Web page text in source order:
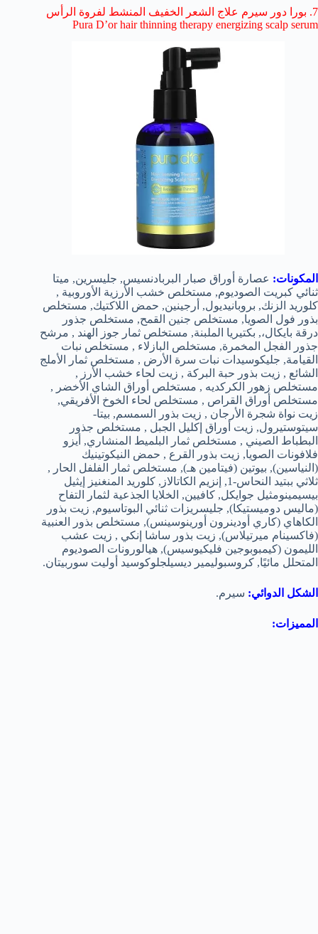
7. بورا دور سيرم علاج الشعر الخفيف المنشط لفروة الرأس
Pura D’or hair thinning therapy energizing scalp serum
المكونات: عصارة أوراق صبار البربادنسيس, جليسرين, ميتا
ثنائي كبريت الصوديوم, مستخلص خشب الأرزية الأوروبية ,
كلوريد الزنك, بروبانيديول, أرجينين, حمض اللاكتيك, مستخلص
بذور فول الصويا, مستخلص جنين القمح, مستخلص جذور
درقة بايكال،, بكتيريا الملبنة, مستخلص ثمار جوز الهند , مرشح
جذور الفجل المخمرة, مستخلص البازلاء , مستخلص نبات
القيامة, جليكوسيدات نبات سرة الأرض , مستخلص ثمار الأملج
الشائع , زيت بذور حبة البركة , زيت لحاء خشب الأرز ,
مستخلص زهور الكركديه , مستخلص أوراق الشاي الأخضر ,
مستخلص أوراق القراص , مستخلص لحاء الخوخ الأفريقي,
زيت نواة شجرة الأرجان , زيت بذور السمسم, بيتا-
سيتوستيرول, زيت أوراق إكليل الجبل , مستخلص جذور
البطباط الصيني , مستخلص ثمار البلميط المنشاري, أيزو
فلافونات الصويا, زيت بذور القرع , حمض النيكوتينيك
(النياسين), بيوتين (فيتامين هـ), مستخلص ثمار الفلفل الحار ,
ثلاثي ببتيد النحاس-1, إنزيم الكاتالاز, كلوريد المنغنيز إيثيل
بيسيمينومثيل جوايكل, كافيين, الخلايا الجذعية لثمار التفاح
(ماليس دوميستيكا), جليسريزات ثنائي البوتاسيوم, زيت بذور
الكاهاي (كاري أودينرون أورينوسينس), مستخلص بذور العنبية
(فاكسينام ميرتيلاس), زيت بذور ساشا إنكي , زيت عشب
الليمون (كيمبوبوجين فليكيوسيس), هيالورونات الصوديوم
المتحلل مائيًا, كروسبوليمير ديسيلجلوكوسيد أوليت سوربيتان.
الشكل الدوائي: سيرم.
المميزات: